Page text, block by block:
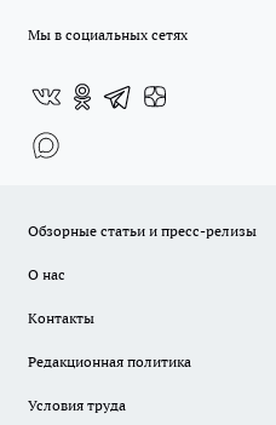
Мы в социальных сетях
Обзорные статьи и пресс-релизы
О нас
Контакты
Редакционная политика
Условия труда